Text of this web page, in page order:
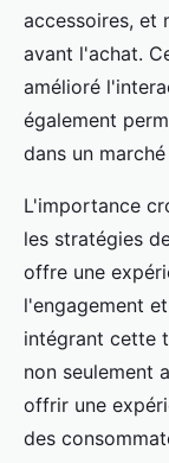
accessoires, et
avant l'achat.
amélioré
également
dans un
L'importance
les stratégies
offre une
l'engagement
intégrant cette
non seulement
offrir une
des